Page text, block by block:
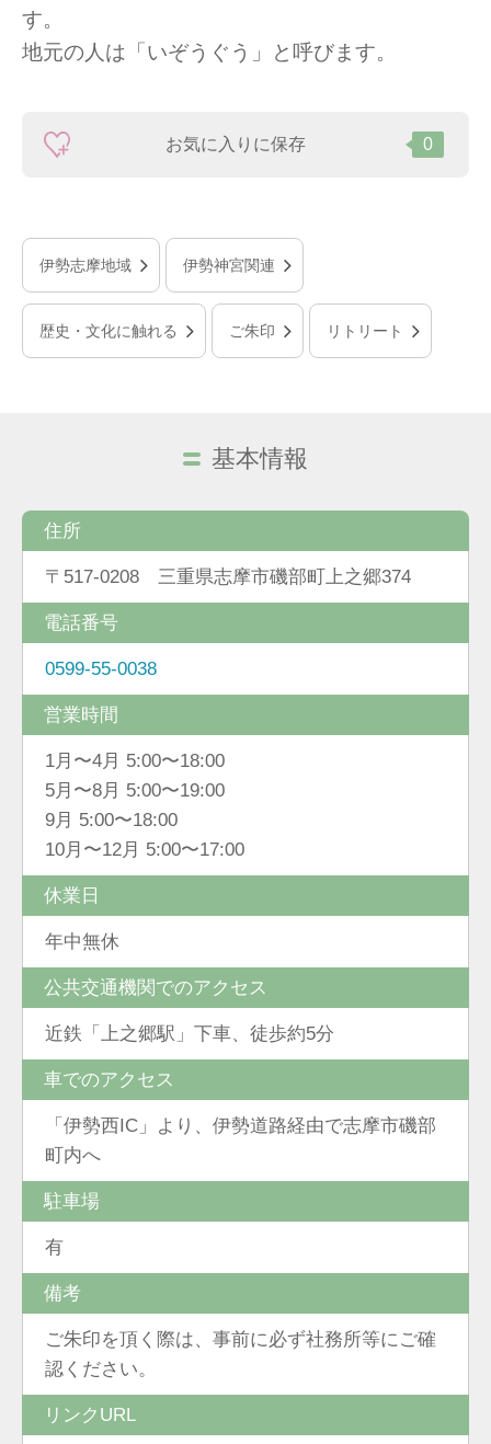
す。
地元の人は「いぞうぐう」と呼びます。
お気に入りに保存 0
伊勢志摩地域 伊勢神宮関連
歴史・文化に触れる ご朱印 リトリート
基本情報
住所
〒517-0208 三重県志摩市磯部町上之郷374
電話番号
0599-55-0038
営業時間
1月〜4月 5:00〜18:00
5月〜8月 5:00〜19:00
9月 5:00〜18:00
10月〜12月 5:00〜17:00
休業日
年中無休
公共交通機関でのアクセス
近鉄「上之郷駅」下車、徒歩約5分
車でのアクセス
「伊勢西IC」より、伊勢道路経由で志摩市磯部
町内へ
駐車場
有
備考
ご朱印を頂く際は、事前に必ず社務所等にご確
認ください。
リンクURL